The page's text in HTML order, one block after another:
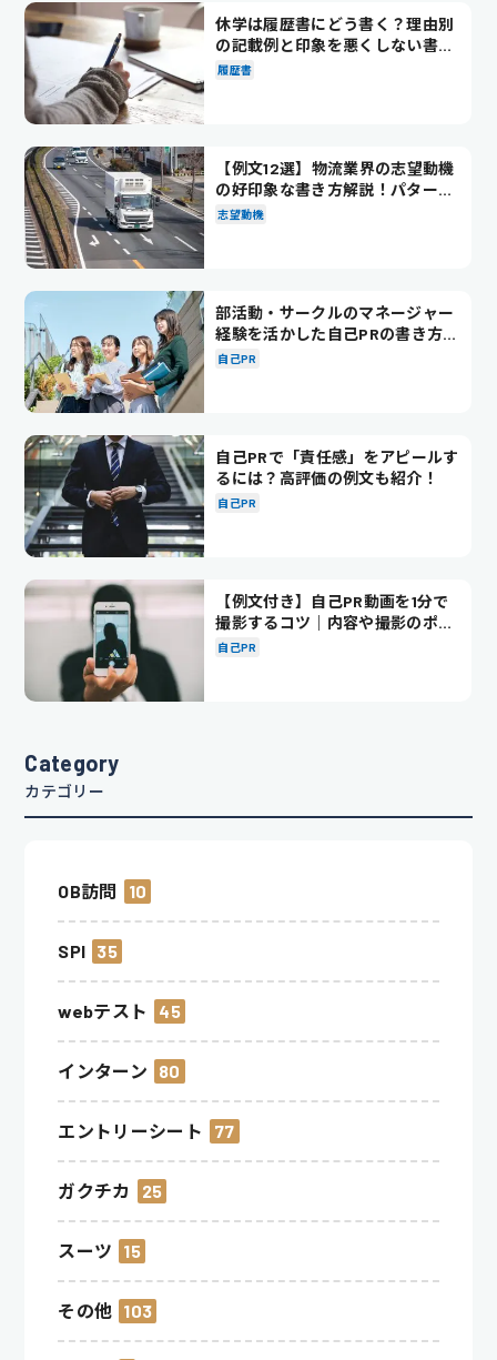
休学は履歴書にどう書く？理由別
の記載例と印象を悪くしない書き
方を解説
履歴書
【例文12選】物流業界の志望動機
の好印象な書き方解説！パターン
別の例文も紹介
志望動機
部活動・サークルのマネージャー
経験を活かした自己PRの書き方を
徹底解説！
自己PR
自己PRで「責任感」をアピールす
るには？高評価の例文も紹介！
自己PR
【例文付き】自己PR動画を1分で
撮影するコツ｜内容や撮影のポイ
ントも解説
自己PR
Category
カテゴリー
OB訪問 10
SPI 35
webテスト 45
インターン 80
エントリーシート 77
ガクチカ 25
スーツ 15
その他 103